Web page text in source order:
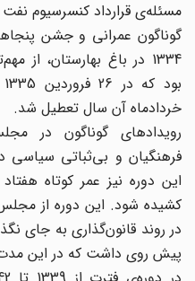
1334 در باغ بهارستان، از
بود
خردادماه آن سال تعطیل شد.
رویدادهای گوناگون در
فرهنگیان و بی‌ثباتی سیاسی
این دوره نیز عمر کوتاه
کشیده شود. این دوره از مجلس
پیش روی داشت که در این